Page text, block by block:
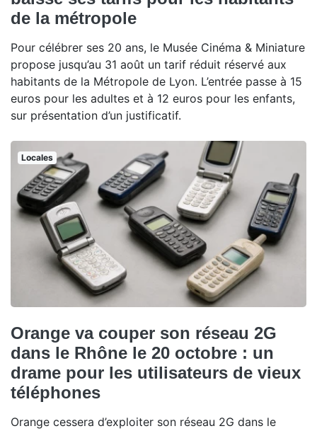
de la métropole
Pour célébrer ses 20 ans, le Musée Cinéma & Miniature
propose jusqu’au 31 août un tarif réduit réservé aux
habitants de la Métropole de Lyon. L’entrée passe à 15
euros pour les adultes et à 12 euros pour les enfants,
sur présentation d’un justificatif.
Locales
Orange va couper son réseau 2G
dans le Rhône le 20 octobre : un
drame pour les utilisateurs de vieux
téléphones
Orange cessera d’exploiter son réseau 2G dans le